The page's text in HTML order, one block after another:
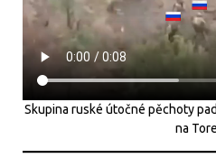
Skupina ruské útočné pěchoty
na